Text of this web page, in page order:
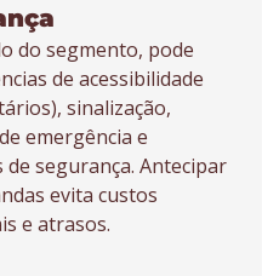
do segmento, pode
de acessibilidade
sinalização,
emergência e
de segurança. Antecipar
evita custos
e atrasos.